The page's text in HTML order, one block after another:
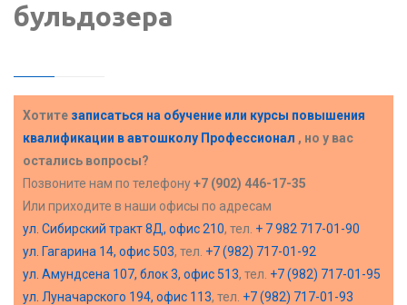
бульдозера
Хотите записаться на обучение или курсы повышения
квалификации вавтошколу Профессионал , но у вас
остались вопросы?
Позвоните нам по телефону+7 (902) 446-17-35
Или приходите в наши офисы по адресам
ул. Сибирский тракт 8Д, офис 210, тел. + 7 982 717-01-90
ул. Гагарина 14, офис 503, тел. +7 (982) 717-01-92
ул. Амундсена 107, блок 3, офис 513, тел. +7 (982) 717-01-95
ул. Луначарского 194, офис 113, тел. +7 (982) 717-01-93